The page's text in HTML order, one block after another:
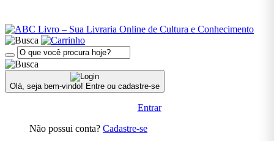
INFANTIL
LITERATURA
INFANTO
POLÍTICA
Olá, seja bem-vindo! Entre ou cadastre-se
Entrar
Não possui conta? Cadastre-se